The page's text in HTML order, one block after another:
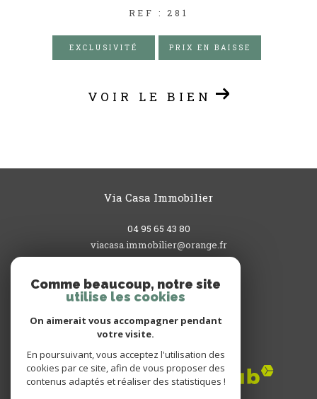
REF : 281
EXCLUSIVITÉ PRIX EN BAISSE
VOIR LE BIEN
Via Casa Immobilier
04 95 65 43 80
viacasa.immobilier@orange.fr
3, rue du Commandant L'Herminier
bastia
Comme beaucoup, notre site
utilise les cookies
On aimerait vous accompagner pendant
votre visite.
En poursuivant, vous acceptez l'utilisation des
cookies par ce site, afin de vous proposer des
contenus adaptés et réaliser des statistiques !